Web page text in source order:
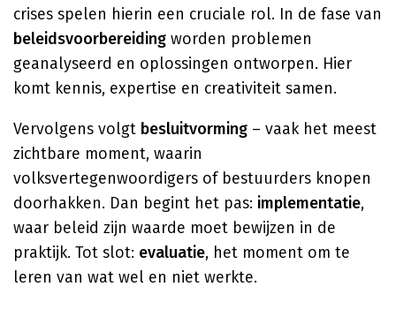
crises spelen hierin een cruciale rol. In de fase van
beleidsvoorbereiding worden problemen
geanalyseerd en oplossingen ontworpen. Hier
komt kennis, expertise en creativiteit samen.
Vervolgens volgt besluitvorming – vaak het meest
zichtbare moment, waarin
volksvertegenwoordigers of bestuurders knopen
doorhakken. Dan begint het pas: implementatie,
waar beleid zijn waarde moet bewijzen in de
praktijk. Tot slot: evaluatie, het moment om te
leren van wat wel en niet werkte.